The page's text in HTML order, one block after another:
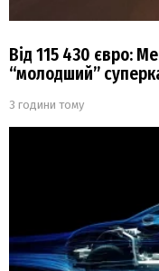
Від 115 430 євро:
“молодший”
3 години тому